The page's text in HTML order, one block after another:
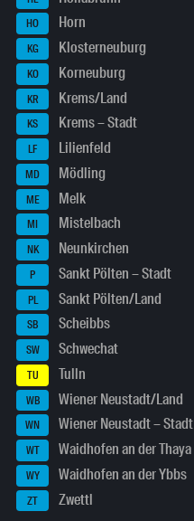
HO Horn
KG Klosterneuburg
KO Korneuburg
KR Krems/Land
KS Krems – Stadt
LF Lilienfeld
MD Mödling
ME Melk
MI Mistelbach
NK Neunkirchen
P Sankt Pölten – Stadt
PL Sankt Pölten/Land
SB Scheibbs
SW Schwechat
TU Tulln
WB Wiener Neustadt/Land
WN Wiener Neustadt – Stadt
WT Waidhofen an der Thaya
WY Waidhofen an der Ybbs
ZT Zwettl